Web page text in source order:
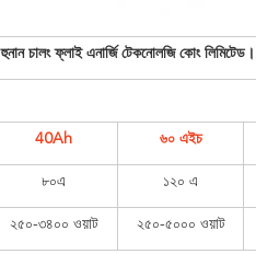
হুনান চালং ফ্লাই এনার্জি টেকনোলজি কোং লিমিটেড।
40Ah ৬০ এইচ
৮০এ ১২০ এ
২৫০-৩৪০০ ওয়াট ২৫০-৫০০০ ওয়াট